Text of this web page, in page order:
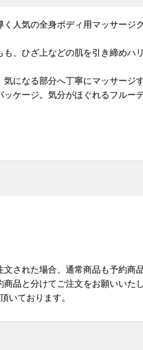
人気の全身ボディ用マッサージク
、ひざ上などの肌を引き締めハ
になる部分へ丁寧にマッサージ
ケージ。気分がほぐれるフルー
された場合、通常商品も予約商
品と分けてご注文をお願いいたし
いております。